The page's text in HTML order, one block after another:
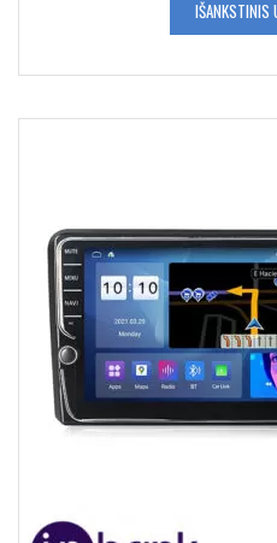
IŠANKSTINIS